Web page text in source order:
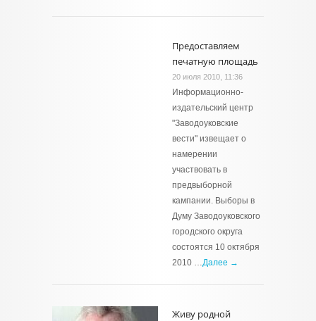
Предоставляем
печатную площадь
20 июля 2010, 11:36
Информационно-
издательский центр
"Заводоуковские
вести" извещает о
намерении
участвовать в
предвыборной
кампании. Выборы в
Думу Заводоуковского
городского округа
состоятся 10 октября
2010 …Далее →
Живу родной